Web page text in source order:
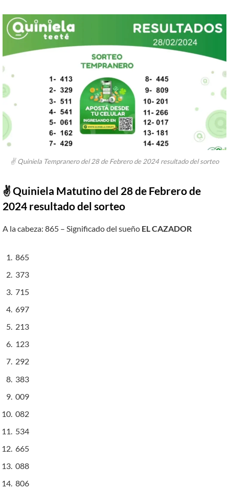
✌ Quiniela Tempranero del 28 de Febrero de 2024 resultado del sorteo
✌ Quiniela Matutino del 28 de Febrero de
2024 resultado del sorteo
A la cabeza: 865 – Significado del sueño EL CAZADOR
865
373
715
697
213
123
292
383
009
082
534
665
088
806